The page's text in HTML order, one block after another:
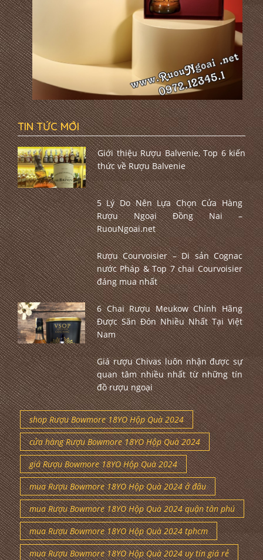
TIN TỨC MỚI
Giới thiệu Rượu Balvenie, Top 6 kiến
thức về Rượu Balvenie
5 Lý Do Nên Lựa Chọn Cửa Hàng
Rượu Ngoại Đồng Nai –
RuouNgoai.net
Rượu Courvoisier – Di sản Cognac
nước Pháp & Top 7 chai Courvoisier
đáng mua nhất
6 Chai Rượu Meukow Chính Hãng
Được Săn Đón Nhiều Nhất Tại Việt
Nam
Giá rượu Chivas luôn nhận được sự
quan tâm nhiều nhất từ những tín
đồ rượu ngoại
shop Rượu Bowmore 18YO Hộp Quà 2024
cửa hàng Rượu Bowmore 18YO Hộp Quà 2024
giá Rượu Bowmore 18YO Hộp Quà 2024
mua Rượu Bowmore 18YO Hộp Quà 2024 ở đâu
mua Rượu Bowmore 18YO Hộp Quà 2024 quận tân phú
mua Rượu Bowmore 18YO Hộp Quà 2024 tphcm
mua Rượu Bowmore 18YO Hộp Quà 2024 uy tín giá rẻ